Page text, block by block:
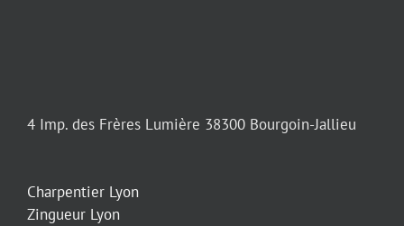
4 Imp. des Frères Lumière 38300 Bourgoin-Jallieu
Charpentier Lyon
Zingueur Lyon